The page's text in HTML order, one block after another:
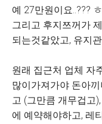
예 27만원이요..???
그리고 후지쯔꺼가
되는것같았고, 유지
원래 집근처 업체 자
많이가져가야 돈아
고 (그만큼 개무겁고
에 예약해야하고, 레